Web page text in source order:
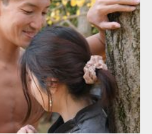
2021.07.8
その他 AKIHITO(細マッチョ) 大胸筋 肩 腹
筋
】マッチョフリー素材メンバーが